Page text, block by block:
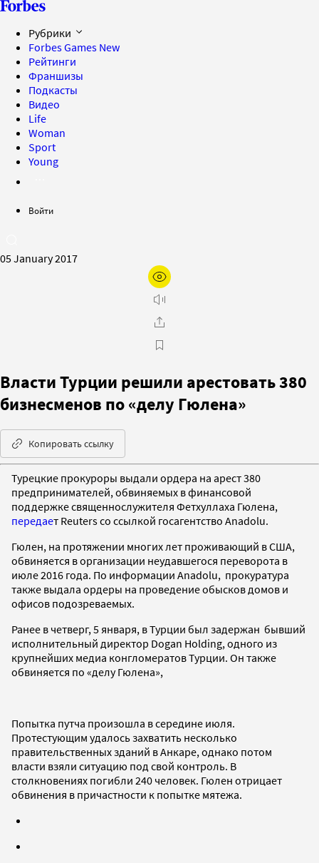
Рубрики
Forbes Games New
Рейтинги
Франшизы
Подкасты
Видео
Life
Woman
Sport
Young
Войти
05 January 2017
Власти Турции решили арестовать 380
бизнесменов по «делу Гюлена»
Копировать ссылку
Турецкие прокуроры выдали ордера на арест 380
предпринимателей, обвиняемых в финансовой
поддержке священнослужителя Фетхуллаха Гюлена,
передает Reuters со ссылкой госагентство Anadolu.
Гюлен, на протяжении многих лет проживающий в США,
обвиняется в организации неудавшегося переворота в
июле 2016 года. По информации Anadolu, прокуратура
также выдала ордеры на проведение обысков домов и
офисов подозреваемых.
Ранее в четверг, 5 января, в Турции был задержан бывший
исполнительный директор Dogan Holding, одного из
крупнейших медиа конгломератов Турции. Он также
обвиняется по «делу Гюлена»,
Попытка путча произошла в середине июля.
Протестующим удалось захватить несколько
правительственных зданий в Анкаре, однако потом
власти взяли ситуацию под свой контроль. В
столкновениях погибли 240 человек. Гюлен отрицает
обвинения в причастности к попытке мятежа.